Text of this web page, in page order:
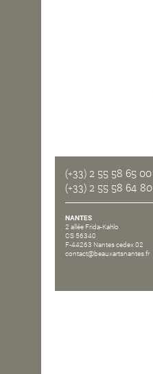
(+33) 2 55 58 65 00
(+33) 2 55 58 64 80
NANTES
2 allée Frida-Kahlo
CS 56340
F-44263 Nantes cedex 02
contact@beauxartsnantes.fr